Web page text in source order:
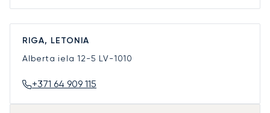
RIGA, LETONIA
Alberta iela 12-5 LV-1010
+371 64 909 115